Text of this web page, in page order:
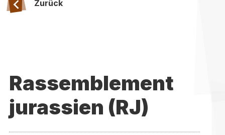
Zurück
Rassemblement
jurassien (RJ)